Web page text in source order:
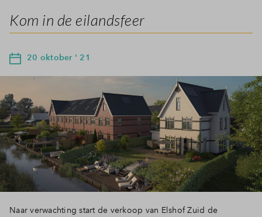
Inloggen
Kom in de eilandsfeer
20 oktober ' 21
Naar verwachting start de verkoop van Elshof Zuid de